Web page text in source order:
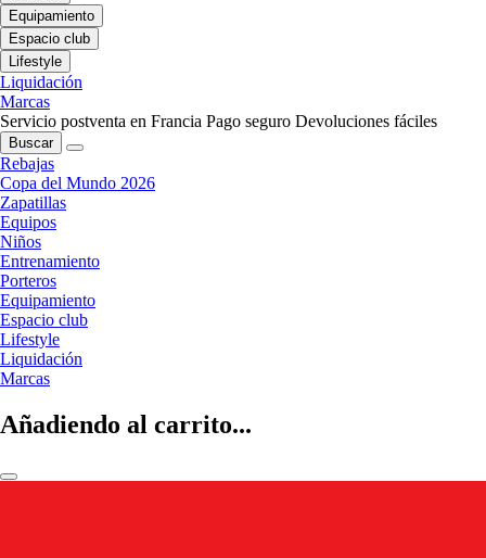
Equipamiento
Espacio club
Lifestyle
Liquidación
Marcas
Servicio postventa en Francia Pago seguro Devoluciones fáciles
Buscar
Rebajas
Copa del Mundo 2026
Zapatillas
Equipos
Niños
Entrenamiento
Porteros
Equipamiento
Espacio club
Lifestyle
Liquidación
Marcas
Añadiendo al carrito...